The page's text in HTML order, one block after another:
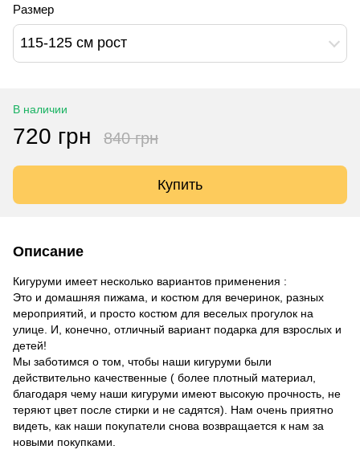
Размер
115-125 см рост
В наличии
720 грн 840 грн
Купить
Описание
Кигуруми имеет несколько вариантов применения :
Это и домашняя пижама, и костюм для вечеринок, разных
мероприятий, и просто костюм для веселых прогулок на
улице. И, конечно, отличный вариант подарка для взрослых и
детей!
Мы заботимся о том, чтобы наши кигуруми были
действительно качественные ( более плотный материал,
благодаря чему наши кигуруми имеют высокую прочность, не
теряют цвет после стирки и не садятся). Нам очень приятно
видеть, как наши покупатели снова возвращается к нам за
новыми покупками.